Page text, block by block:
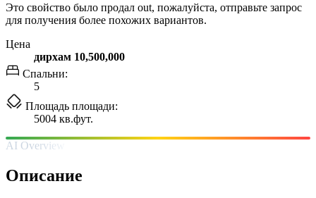
Это свойство было продал out, пожалуйста, отправьте запрос
для получения более похожих вариантов.
Цена
дирхам 10,500,000
Спальни:
5
Площадь площади:
5004 кв.фут.
AI Overview
Описание